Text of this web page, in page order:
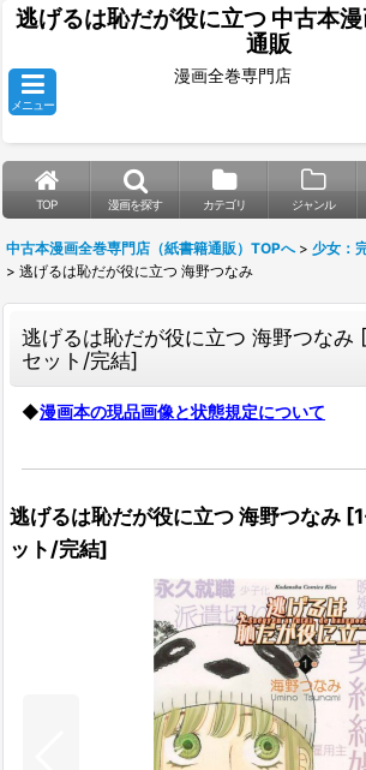
逃げるは恥だが役に立つ 中古本
通販
メニュー
漫画全巻専門店
TOP 漫画を探す カテゴリ ジャンル
中古本漫画全巻専門店（紙書籍通販）TOPへ > 少女：
> 逃げるは恥だが役に立つ 海野つなみ
逃げるは恥だが役に立つ 海野つなみ [
セット/完結]
◆漫画本の現品画像と状態規定について
逃げるは恥だが役に立つ 海野つなみ [
ット/完結]